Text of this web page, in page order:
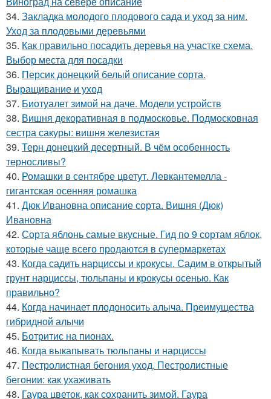
34. Закладка молодого плодового сада и уход за ним.
Уход за плодовыми деревьями
35. Как правильно посадить деревья на участке схема.
Выбор места для посадки
36. Персик донецкий белый описание сорта.
Выращивание и уход
37. Биотуалет зимой на даче. Модели устройств
38. Вишня декоративная в подмосковье. Подмосковная
сестра сакуры: вишня железистая
39. Терн донецкий десертный. В чём особенность
терносливы?
40. Ромашки в сентябре цветут. Левкантемелла -
гигантская осенняя ромашка
41. Дюк Ивановна описание сорта. Вишня (Дюк)
Ивановна
42. Сорта яблонь самые вкусные. Гид по 9 сортам яблок,
которые чаще всего продаются в супермаркетах
43. Когда садить нарциссы и крокусы. Садим в открытый
грунт нарциссы, тюльпаны и крокусы осенью. Как
правильно?
44. Когда начинает плодоносить алыча. Преимущества
гибридной алычи
45. Ботритис на пионах.
46. Когда выкапывать тюльпаны и нарциссы
47. Пестролистная бегония уход. Пестролистные
бегонии: как ухаживать
48. Гаура цветок, как сохранить зимой. Гаура